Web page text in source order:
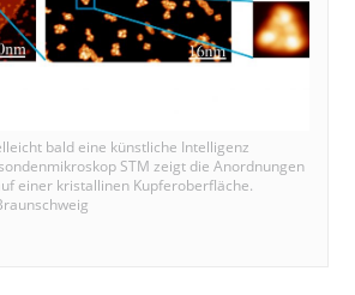
bald eine künstliche Intelligenz
STM zeigt die Anordnungen
einer kristallinen Kupferoberfläche.